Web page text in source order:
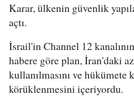
Karar, ülkenin güvenlik
açtı.
İsrail'in Channel 12
habere göre plan, İran'daki
kullanılmasını ve hükümete
körüklenmesini içeriyordu.